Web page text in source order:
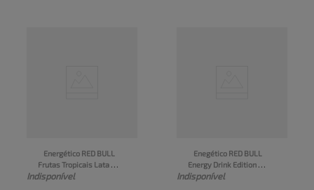
Energético RED BULL
Frutas Tropicais Lata
250ml
Indisponível
Enegético RED BULL
Energy Drink Edition
Melancia 250ml
Indisponível